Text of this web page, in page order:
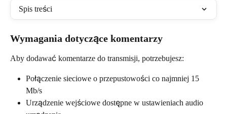
Spis treści
Wymagania dotyczące komentarzy
Aby dodawać komentarze do transmisji, potrzebujesz:
Połączenie sieciowe o przepustowości co najmniej 15
Mb/s
Urządzenie wejściowe dostępne w ustawieniach audio